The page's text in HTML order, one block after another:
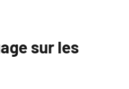
sur les